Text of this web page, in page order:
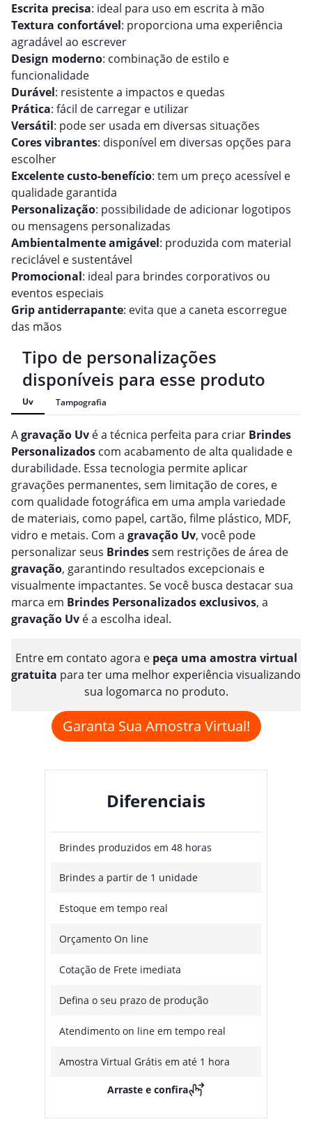
Escrita precisa: ideal para uso em escrita à mão
Textura confortável: proporciona uma experiência
agradável ao escrever
Design moderno: combinação de estilo e
funcionalidade
Durável: resistente a impactos e quedas
Prática: fácil de carregar e utilizar
Versátil: pode ser usada em diversas situações
Cores vibrantes: disponível em diversas opções para
escolher
Excelente custo-benefício: tem um preço acessível e
qualidade garantida
Personalização: possibilidade de adicionar logotipos
ou mensagens personalizadas
Ambientalmente amigável: produzida com material
reciclável e sustentável
Promocional: ideal para brindes corporativos ou
eventos especiais
Grip antiderrapante: evita que a caneta escorregue
das mãos
Tipo de personalizações
disponíveis para esse produto
Uv Tampografia
Agravação Uv é a técnica perfeita para criar Brindes
Personalizados com acabamento de alta qualidade e
durabilidade. Essa tecnologia permite aplicar
gravações permanentes, sem limitação de cores, e
com qualidade fotográfica em uma ampla variedade
de materiais, como papel, cartão, filme plástico, MDF,
vidro e metais. Com a gravação Uv, você pode
personalizar seus Brindessem restrições de área de
gravação, garantindo resultados excepcionais e
visualmente impactantes. Se você busca destacar sua
marca em Brindes Personalizadosexclusivos, a
gravação Uv é a escolha ideal.
Entre em contato agora e peça uma amostra virtual
gratuita para ter uma melhor experiência visualizando
sua logomarca no produto.
Garanta Sua Amostra Virtual!
Diferenciais
Brindes produzidos em 48 horas
Brindes a partir de 1 unidade
Estoque em tempo real
Orçamento On line
Cotação de Frete imediata
Defina o seu prazo de produção
Atendimento on line em tempo real
Amostra Virtual Grátis em até 1 hora
Arraste e confira